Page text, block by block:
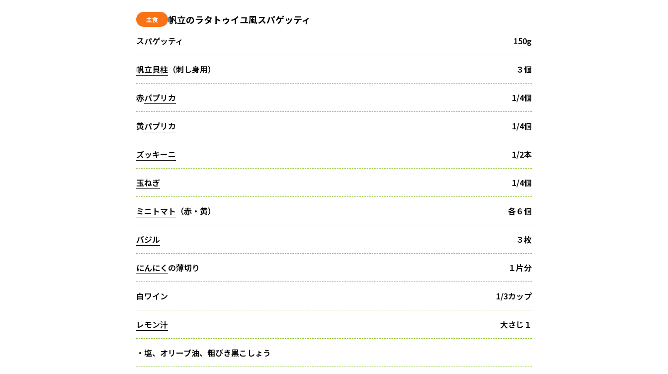
主食 帆立のラタトゥイユ風スパゲッティ
スパゲッティ 150g
帆立貝柱 （刺し身用） ３個
赤パプリカ 1/4個
黄パプリカ 1/4個
ズッキーニ 1/2本
玉ねぎ 1/4個
ミニトマト （赤・黄） 各６個
バジル ３枚
にんにく の薄切り １片分
白ワイン 1/3カップ
レモン汁 大さじ１
・塩、オリーブ油、粗びき黒こしょう